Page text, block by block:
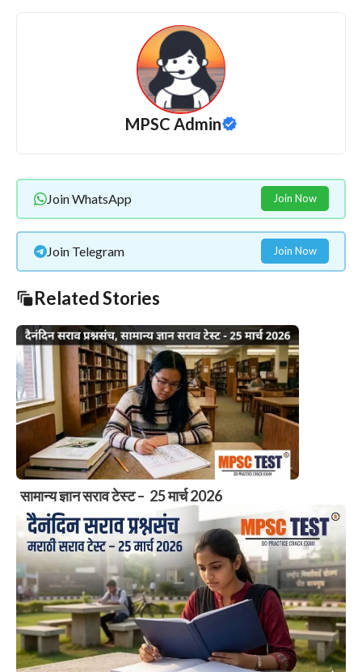
MPSC Admin
Join WhatsApp Join Now
Join Telegram Join Now
Related Stories
सामान्य ज्ञान सराव टेस्ट – 25 मार्च 2026